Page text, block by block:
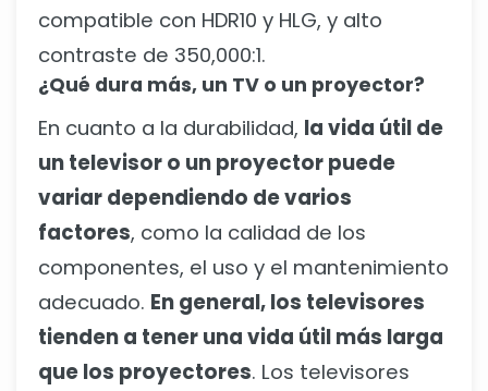
compatible con HDR10 y HLG, y alto
contraste de 350,000:1.
¿Qué dura más, un TV o un proyector?
En cuanto a la durabilidad, la vida útil de
un televisor o un proyector puede
variar dependiendo de varios
factores, como la calidad de los
componentes, el uso y el mantenimiento
adecuado. En general, los televisores
tienden a tener una vida útil más larga
que los proyectores. Los televisores